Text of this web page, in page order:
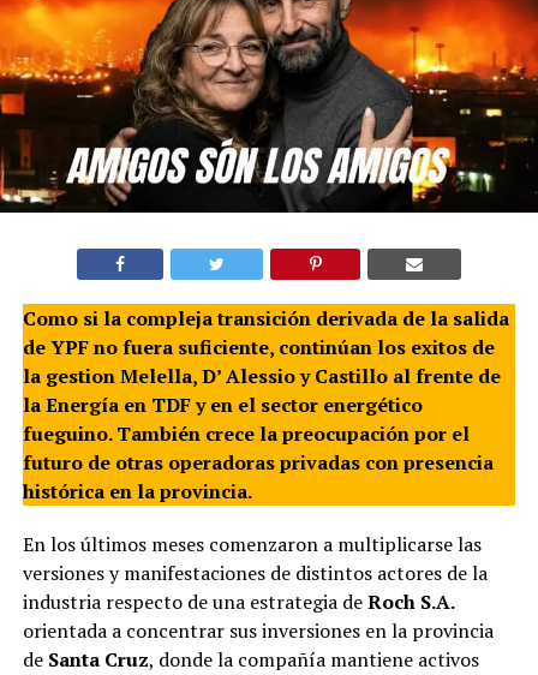
Como si la compleja transición derivada de la salida
de YPF no fuera suficiente, continúan los exitos de
la gestion Melella, D’ Alessio y Castillo al frente de
la Energía en TDF y en el sector energético
fueguino. También crece la preocupación por el
futuro de otras operadoras privadas con presencia
histórica en la provincia.
En los últimos meses comenzaron a multiplicarse las
versiones y manifestaciones de distintos actores de la
industria respecto de una estrategia deRoch S.A.
orientada a concentrar sus inversiones en la provincia
de Santa Cruz, donde la compañía mantiene activos